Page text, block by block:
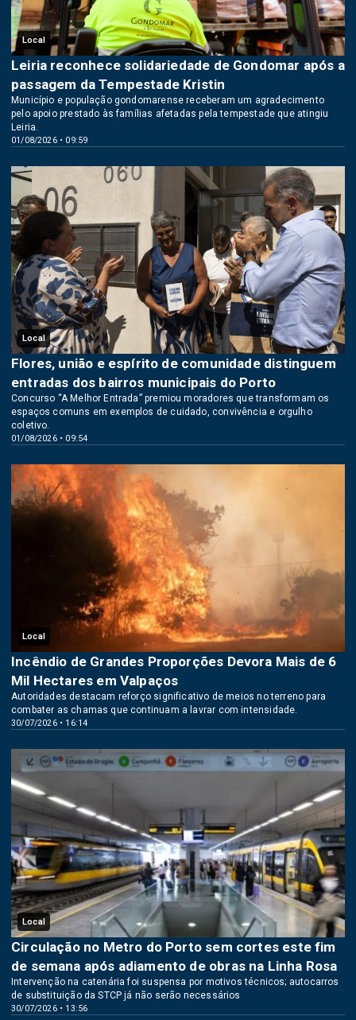
Local
01/08/2026 • 09:59
Leiria reconhece solidariedade de Gondomar após a
passagem da Tempestade Kristin
Município e população gondomarense receberam um agradecimento
pelo apoio prestado às famílias afetadas pela tempestade que atingiu
Leiria.
Local
01/08/2026 • 09:54
Flores, união e espírito de comunidade distinguem
entradas dos bairros municipais do Porto
Concurso “A Melhor Entrada” premiou moradores que transformam os
espaços comuns em exemplos de cuidado, convivência e orgulho
coletivo.
Local
30/07/2026 • 16:14
Incêndio de Grandes Proporções Devora Mais de 6
Mil Hectares em Valpaços
Autoridades destacam reforço significativo de meios no terreno para
combater as chamas que continuam a lavrar com intensidade.
Local
30/07/2026 • 13:56
Circulação no Metro do Porto sem cortes este fim
de semana após adiamento de obras na Linha Rosa
Intervenção na catenária foi suspensa por motivos técnicos; autocarros
de substituição da STCP já não serão necessários